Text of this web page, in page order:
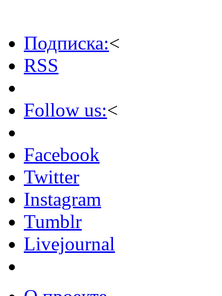
Подписка:<
RSS
Follow us:<
Facebook
Twitter
Instagram
Tumblr
Livejournal